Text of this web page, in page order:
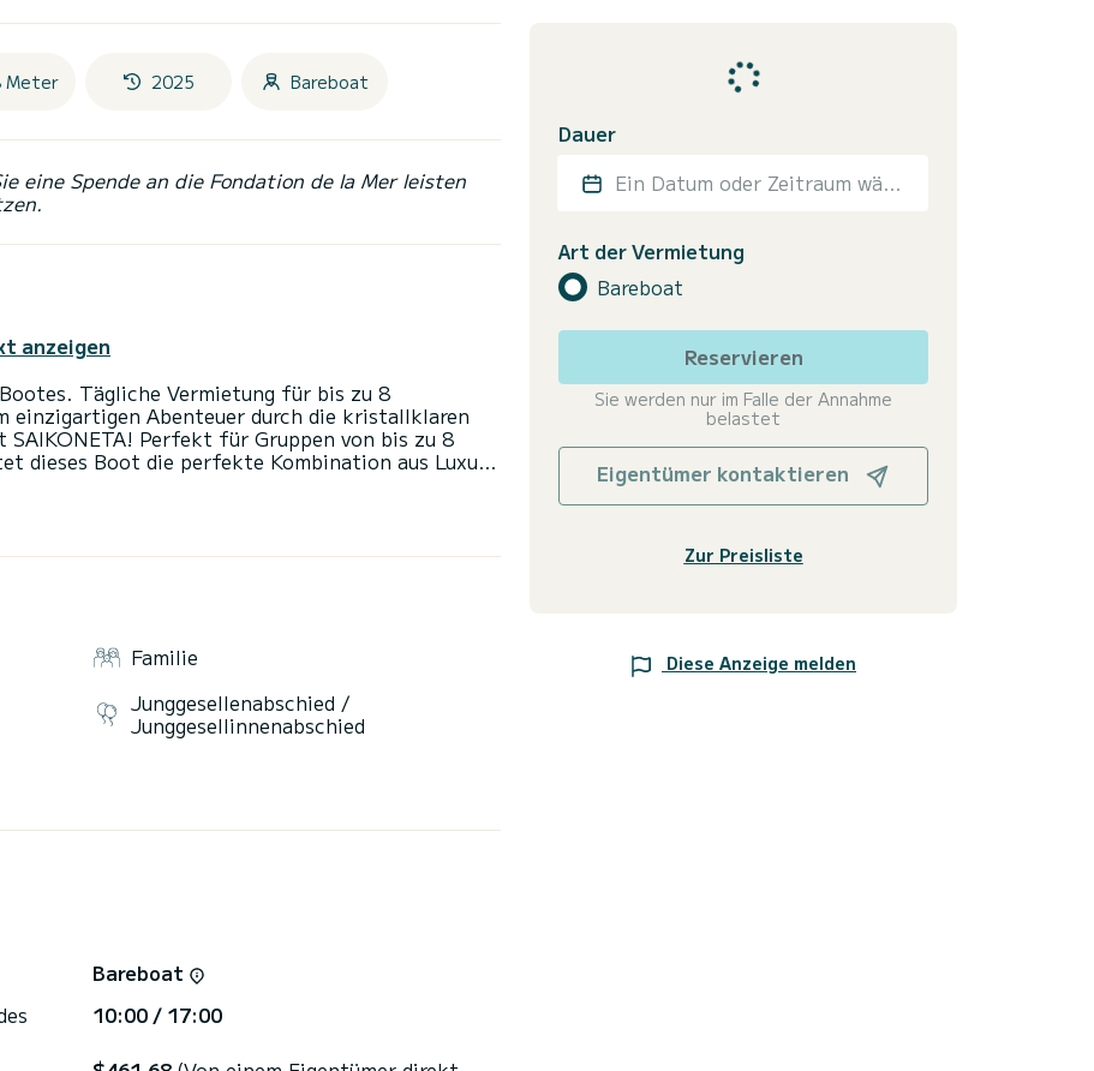
Meter 2025 Bareboat
eine Spende an die Fondation de la Mer leisten
anzeigen
Tägliche Vermietung für bis zu 8
einzigartigen Abenteuer durch die kristallklaren
SAIKONETA! Perfekt für Gruppen von bis zu 8
dieses Boot die perfekte Kombination aus Luxus,
Bis zu 8 Passagiere. Ausstattung:
Buchungsoptionen: Dauer: Vermietung für 4
Zusätzliche Dienstleistungen wie Bordcatering,
unvergesslichen Tag auf See zu erleben. Buchen
Tag auf Mallorca an Bord unseres Bootes! Gehen
Familie
Junggesellenabschied /
Junggesellinnenabschied
Bareboat
10:00 / 17:00
Dauer
Ein Datum oder Zeitraum wählen
Art der Vermietung
Bareboat
Reservieren
Sie werden nur im Falle der Annahme
belastet
Eigentümer kontaktieren
Zur Preisliste
Diese Anzeige melden